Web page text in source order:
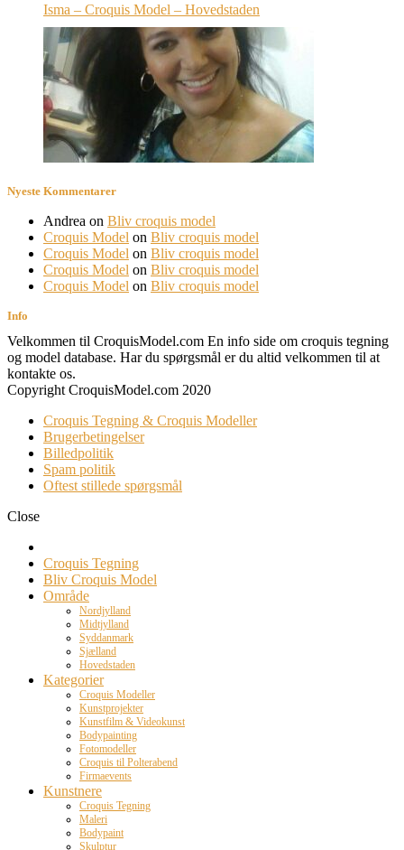
Isma – Croquis Model – Hovedstaden
Nyeste Kommentarer
Andrea on Bliv croquis model
Croquis Model on Bliv croquis model
Croquis Model on Bliv croquis model
Croquis Model on Bliv croquis model
Croquis Model on Bliv croquis model
Info
Velkommen til CroquisModel.com En info side om croquis tegning
og model database. Har du spørgsmål er du altid velkommen til at
kontakte os.
Copyright CroquisModel.com 2020
Croquis Tegning & Croquis Modeller
Brugerbetingelser
Billedpolitik
Spam politik
Oftest stillede spørgsmål
Close
Croquis Tegning
Bliv Croquis Model
Område
Nordjylland
Midtjylland
Syddanmark
Sjælland
Hovedstaden
Kategorier
Croquis Modeller
Kunstprojekter
Kunstfilm & Videokunst
Bodypainting
Fotomodeller
Croquis til Polterabend
Firmaevents
Kunstnere
Croquis Tegning
Maleri
Bodypaint
Skulptur